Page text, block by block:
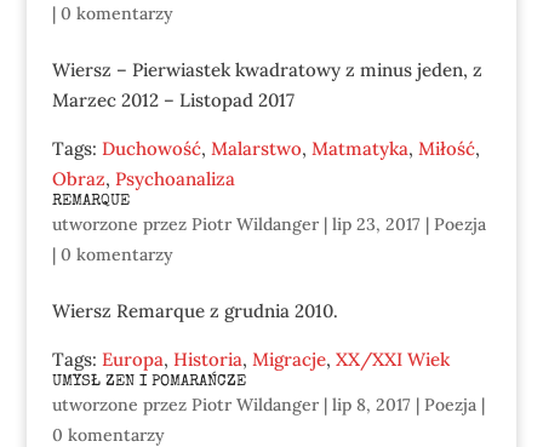
| 0 komentarzy
Wiersz – Pierwiastek kwadratowy z minus jeden, z
Marzec 2012 – Listopad 2017
Tags: Duchowość, Malarstwo, Matmatyka, Miłość,
Obraz, Psychoanaliza
REMARQUE
utworzone przez Piotr Wildanger| lip 23, 2017| Poezja
| 0 komentarzy
Wiersz Remarque z grudnia 2010.
Tags: Europa, Historia, Migracje, XX/XXI Wiek
UMYSŁ ZEN I POMARAŃCZE
utworzone przez Piotr Wildanger| lip 8, 2017| Poezja|
0 komentarzy